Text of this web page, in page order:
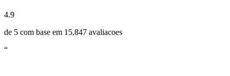
4.9
de 5 com base em 15,847 avaliacoes
“